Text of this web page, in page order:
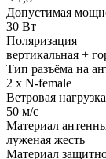
Допустимая
30 Вт
Поляризация
вертикальная +
Тип разъёма на
2 x N-female
Ветровая нагрузка
50 м/с
Материал
луженая жесть
Материал